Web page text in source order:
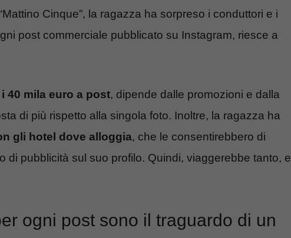
Cinque”, la ragazza ha sorpreso i conduttori e i
post commerciale pubblicato su Instagram, riesce a
40 mila euro a post, dipende dalle promozioni e dalla
di più rispetto alla singola foto. Inoltre, la ragazza ha
gli hotel dove alloggia, che le consentirebbero di
di pubblicità sul suo profilo. Quindi, viaggerebbe tanto, e
ogni post sono il traguardo di un